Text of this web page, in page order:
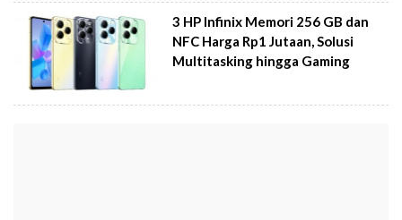
3 HP Infinix Memori 256 GB dan
NFC Harga Rp1 Jutaan, Solusi
Multitasking hingga Gaming